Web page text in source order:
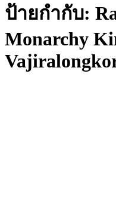
ป้ายกำกับ:
Monarchy